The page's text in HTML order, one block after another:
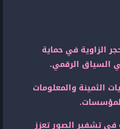
الزاوية في حماية
السياق الرقمي.
والمعلومات
في تشفير الصور تعزز